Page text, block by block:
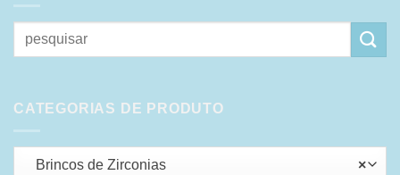
Pesquisar
por:
CATEGORIAS DE PRODUTO
×
Brincos de Zirconias